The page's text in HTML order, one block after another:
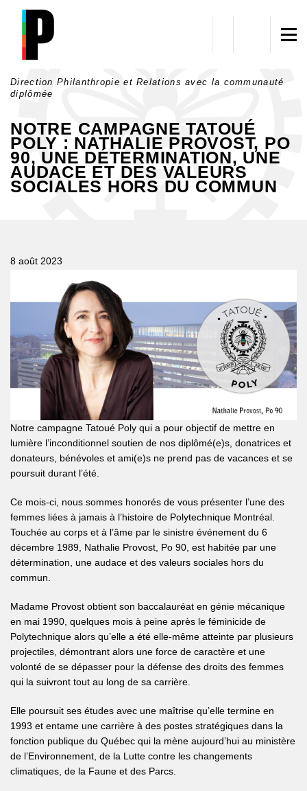
Aller au contenu principal
Direction Philanthropie et Relations avec la communauté
diplômée
NOTRE CAMPAGNE TATOUÉ
POLY : NATHALIE PROVOST, PO
90, UNE DÉTERMINATION, UNE
AUDACE ET DES VALEURS
SOCIALES HORS DU COMMUN
8 août 2023
Notre campagne Tatoué Poly qui a pour objectif de mettre en
lumière l’inconditionnel soutien de nos diplômé(e)s, donatrices et
donateurs, bénévoles et ami(e)s ne prend pas de vacances et se
poursuit durant l’été.
Ce mois-ci, nous sommes honorés de vous présenter l’une des
femmes liées à jamais à l’histoire de Polytechnique Montréal.
Touchée au corps et à l’âme par le sinistre événement du 6
décembre 1989, Nathalie Provost, Po 90, est habitée par une
détermination, une audace et des valeurs sociales hors du
commun.
Madame Provost obtient son baccalauréat en génie mécanique
en mai 1990, quelques mois à peine après le féminicide de
Polytechnique alors qu’elle a été elle-même atteinte par plusieurs
projectiles, démontrant alors une force de caractère et une
volonté de se dépasser pour la défense des droits des femmes
qui la suivront tout au long de sa carrière.
Elle poursuit ses études avec une maîtrise qu’elle termine en
1993 et entame une carrière à des postes stratégiques dans la
fonction publique du Québec qui la mène aujourd’hui au ministère
de l’Environnement, de la Lutte contre les changements
climatiques, de la Faune et des Parcs.